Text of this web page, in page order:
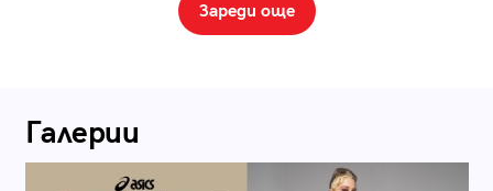
Зареди още
Галерии